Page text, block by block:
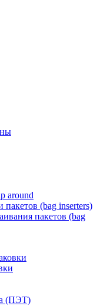
around
(bag inserters)
пакетов (bag
(ПЭТ)